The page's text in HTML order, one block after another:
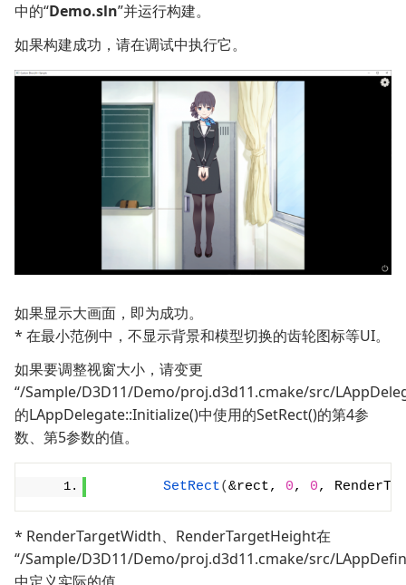
中的“Demo.sln”并运行构建。
如果构建成功，请在调试中执行它。
如果显示大画面，即为成功。
* 在最小范例中，不显示背景和模型切换的齿轮图标等UI。
如果要调整视窗大小，请变更
“/Sample/D3D11/Demo/proj.d3d11.cmake/src/
的LAppDelegate::Initialize()中使用的SetRect()的第4参
数、第5参数的值。
SetRect(&rect, 0, 0,
* RenderTargetWidth、RenderTargetHeight在
“/Sample/D3D11/Demo/proj.d3d11.cmake/src/